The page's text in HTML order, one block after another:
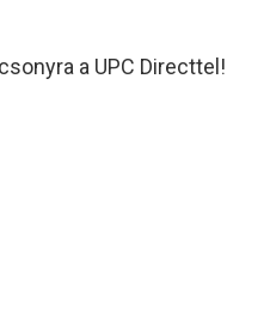
a UPC Directtel!